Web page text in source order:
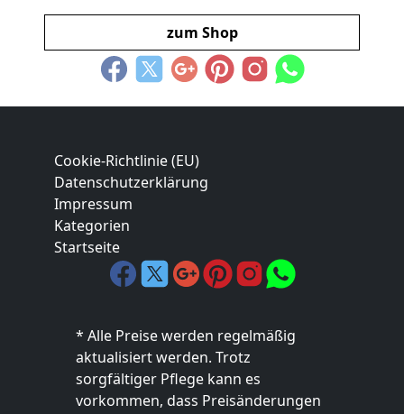
zum Shop
Cookie-Richtlinie (EU)
Datenschutzerklärung
Impressum
Kategorien
Startseite
* Alle Preise werden regelmäßig
aktualisiert werden. Trotz
sorgfältiger Pflege kann es
vorkommen, dass Preisänderungen